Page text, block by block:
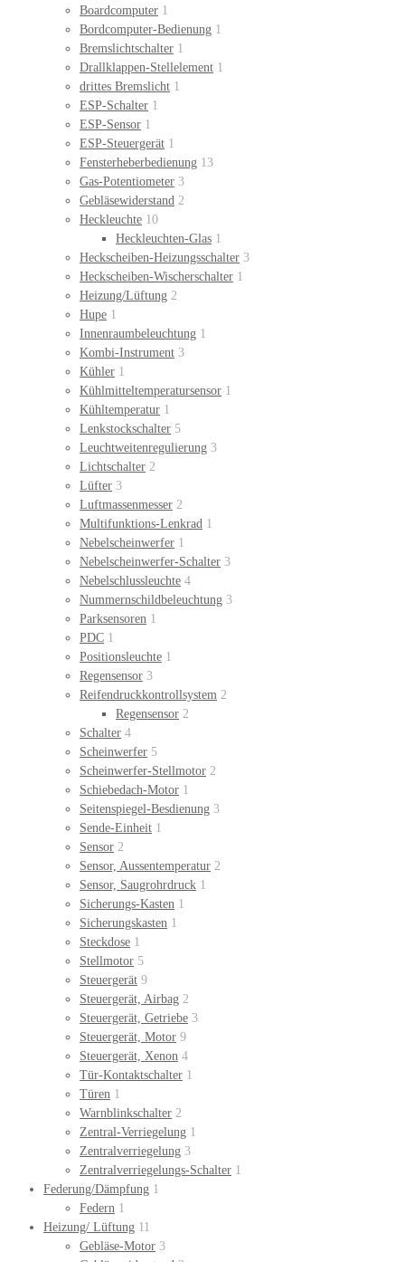
Boardcomputer 1
Bordcomputer-Bedienung 1
Bremslichtschalter 1
Drallklappen-Stellelement 1
drittes Bremslicht 1
ESP-Schalter 1
ESP-Sensor 1
ESP-Steuergerät 1
Fensterheberbedienung 13
Gas-Potentiometer 3
Gebläsewiderstand 2
Heckleuchte 10
Heckleuchten-Glas 1
Heckscheiben-Heizungsschalter 3
Heckscheiben-Wischerschalter 1
Heizung/Lüftung 2
Hupe 1
Innenraumbeleuchtung 1
Kombi-Instrument 3
Kühler 1
Kühlmitteltemperatursensor 1
Kühltemperatur 1
Lenkstockschalter 5
Leuchtweitenregulierung 3
Lichtschalter 2
Lüfter 3
Luftmassenmesser 2
Multifunktions-Lenkrad 1
Nebelscheinwerfer 1
Nebelscheinwerfer-Schalter 3
Nebelschlussleuchte 4
Nummernschildbeleuchtung 3
Parksensoren 1
PDC 1
Positionsleuchte 1
Regensensor 3
Reifendruckkontrollsystem 2
Regensensor 2
Schalter 4
Scheinwerfer 5
Scheinwerfer-Stellmotor 2
Schiebedach-Motor 1
Seitenspiegel-Besdienung 3
Sende-Einheit 1
Sensor 2
Sensor, Aussentemperatur 2
Sensor, Saugrohrdruck 1
Sicherungs-Kasten 1
Sicherungskasten 1
Steckdose 1
Stellmotor 5
Steuergerät 9
Steuergerät, Airbag 2
Steuergerät, Getriebe 3
Steuergerät, Motor 9
Steuergerät, Xenon 4
Tür-Kontaktschalter 1
Türen 1
Warnblinkschalter 2
Zentral-Verriegelung 1
Zentralverriegelung 3
Zentralverriegelungs-Schalter 1
Federung/Dämpfung 1
Federn 1
Heizung/ Lüftung 11
Gebläse-Motor 3